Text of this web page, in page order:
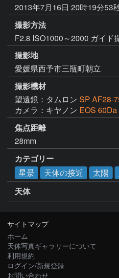
2013年7月16日 20時19分53
撮影方法
F2.8 ISO1000～2000 ガイド
撮影地
愛媛県西予市三瓶町朝立
撮影機材
望遠鏡：タムロン SP AF28-
カメラ：キヤノン EOS 60Da
焦点距離
28mm
カテゴリー
星景
天体の接近 太陽
天体
サイトマップ
ホーム
天体写真ギャラリーについて
利用規約
ログイン/新規登録
お問い合わせ